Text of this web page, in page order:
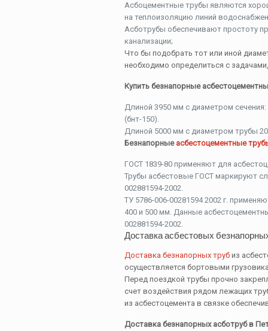
Асбоцементные трубы являются
на теплоизоляцию линий
Асботрубы обеспечивают простоту
канализации;
Что бы подобрать тот или иной
необходимо определиться с
Купить безнапорные
Длиной 3950 мм с диаметром
(бнт-150).
Длиной 5000 мм с диаметром трубы
Безнапорные асбестоцементные
ГОСТ 1839-80 применяют для
Трубы асбестовые ГОСТ маркируют
002881594-2002.
ТУ 5786-006-00281594 2002 г.
400 и 500 мм. Данные
002881594-2002.
Доставка асбестовых
Доставка безнапорных трубиз
осуществляется бортовыми
Перед поездкой трубы прочно
счет воздействия рядом лежащих
из асбестоцемента в связке
Доставка безнапорных асботруб в